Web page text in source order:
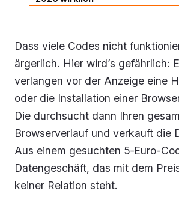
Dass viele Codes nicht
ärgerlich. Hier wird’s gefährlich:
verlangen vor der Anzeige eine
oder die Installation einer
Die durchsucht dann Ihren
Browserverlauf und verkauft die
Aus einem gesuchten 5‑Euro-
Datengeschäft, das mit dem
keiner Relation steht.